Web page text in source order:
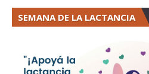
SEMANA DE LA LACTANCIA